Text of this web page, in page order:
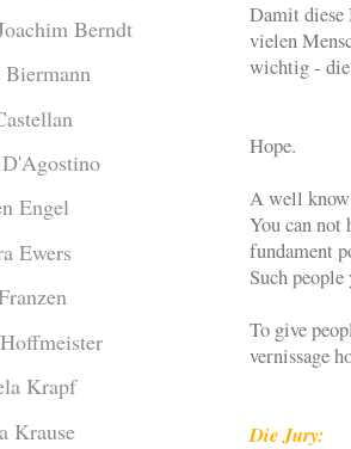
Damit diese
vielen
wichtig - die
Hope.
A well know
You can not
fundament
Such
To give
vernissage
Die Jury:
Berndt
Engel
Ewers
Krapf
Krause